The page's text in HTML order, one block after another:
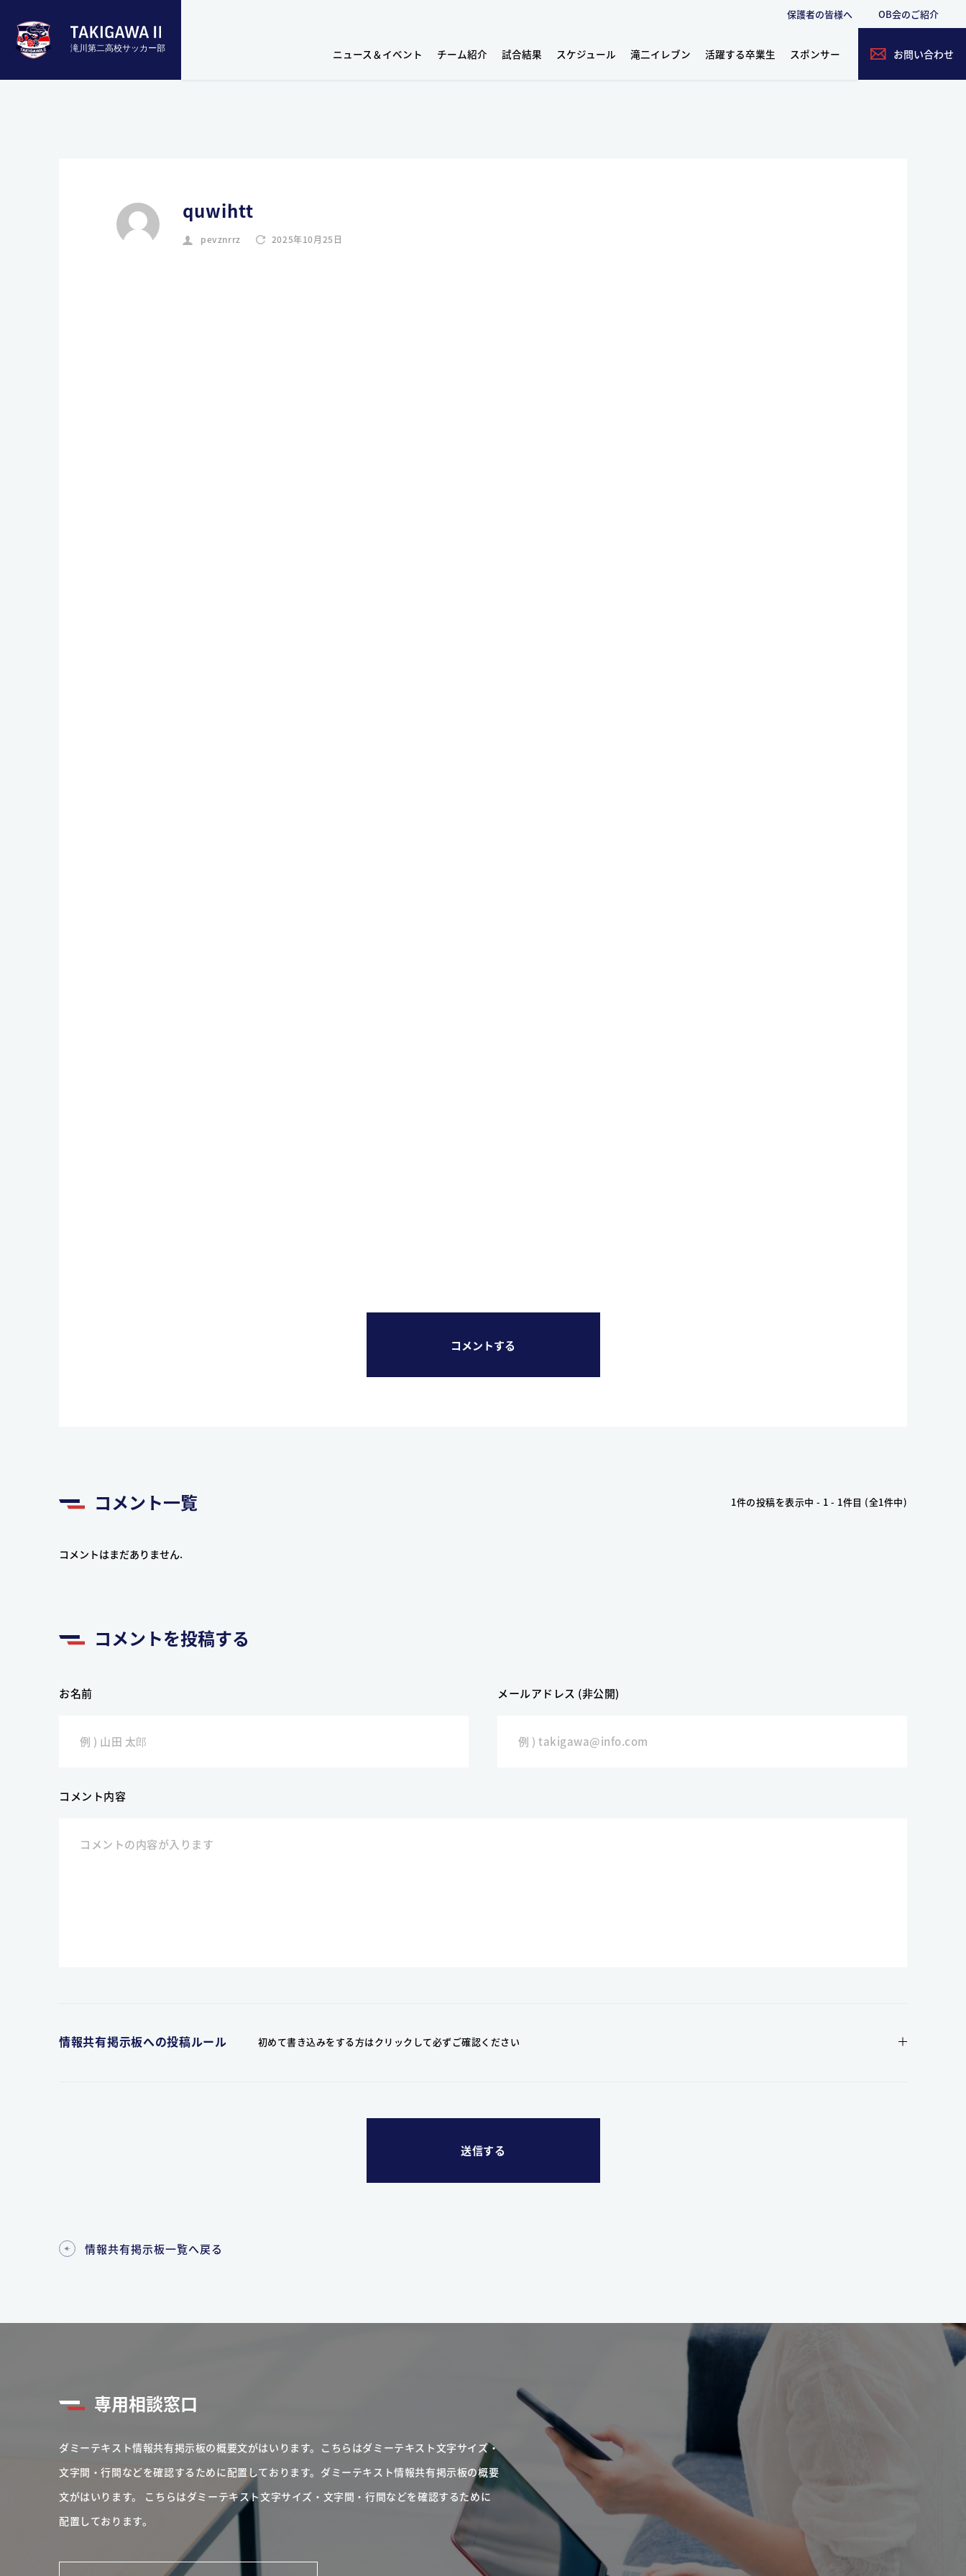
滝川第二高校サッカー部
保護者の皆様へ OB会のご紹介
ニュース＆イベント チーム紹介 試合結果 スケジュール 滝二イレブン 活躍する卒業生 スポンサー お問い合わせ
quwihtt
pevznrrz 2025年10月25日
コメントする
コメント一覧 1件の投稿を表示中 - 1 - 1件目 (全1件中)
コメントはまだありません.
コメントを投稿する
お名前 メールアドレス (非公開)
コメント内容
情報共有掲示板への投稿ルール 初めて書き込みをする方はクリックして必ずご確認ください
情報共有掲示板一覧へ戻る
専用相談窓口
ダミーテキスト情報共有掲示板の概要文がはいります。こちらはダミーテキスト文字サイズ・
文字間・行間などを確認するために配置しております。ダミーテキスト情報共有掲示板の概要
文がはいります。 こちらはダミーテキスト文字サイズ・文字間・行間などを確認するために
配置しております。